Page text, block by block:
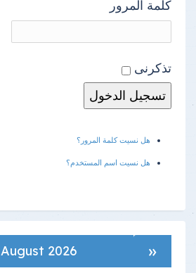
كلمة المرور
تذكرنى
هل نسيت كلمة المرور؟
هل نسيت اسم المستخدم؟
«
August 2026